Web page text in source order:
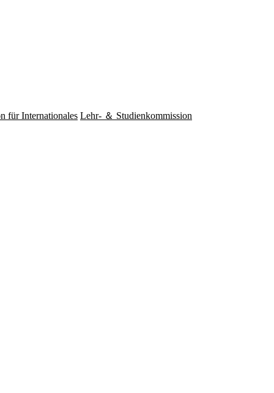
für Internationales Lehr- ＆ Studienkommission